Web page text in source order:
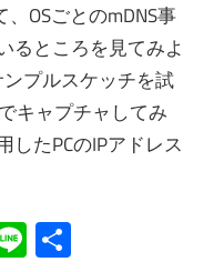
OSごとのmDNS事
るところを見てみよ
プルスケッチを試
キャプチャしてみ
したPCのIPアドレス
Line